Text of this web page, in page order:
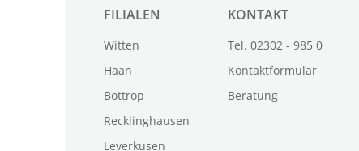
FILIALEN
Witten
Haan
Bottrop
Recklinghausen
Leverkusen
KONTAKT
Tel. 02302 - 985 0
Kontaktformular
Beratung